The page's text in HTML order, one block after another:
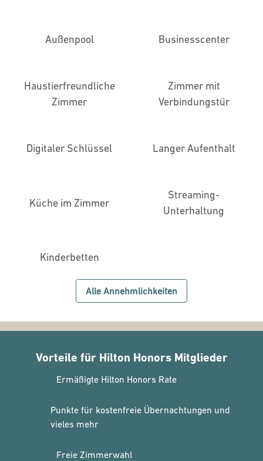
Außenpool Business­center
Haustier­freundliche
Zimmer
Zimmer mit
Verbindungstür
Digitaler Schlüssel Langer Aufenthalt
Küche im Zimmer
Streaming-
Unterhaltung
Kinderbetten
Alle Annehmlichkeiten
Vorteile für Hilton Honors Mitglieder
Ermäßigte Hilton Honors Rate
Punkte für kostenfreie Übernachtungen und
vieles mehr
Freie Zimmerwahl